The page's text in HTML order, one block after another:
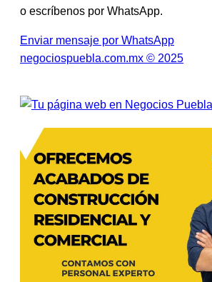
o escríbenos por WhatsApp.
Enviar mensaje por WhatsApp
negociospuebla.com.mx © 2025